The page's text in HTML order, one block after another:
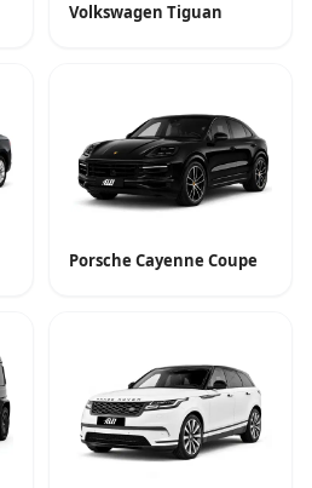
Volkswagen Tiguan
Porsche Cayenne Coupe